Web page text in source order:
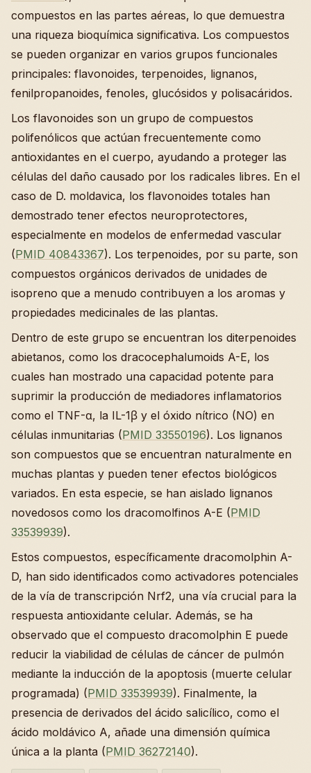
compuestos en las partes aéreas, lo que demuestra
una riqueza bioquímica significativa. Los compuestos
se pueden organizar en varios grupos funcionales
principales: flavonoides, terpenoides, lignanos,
fenilpropanoides, fenoles, glucósidos y polisacáridos.
Los flavonoides son un grupo de compuestos
polifenólicos que actúan frecuentemente como
antioxidantes en el cuerpo, ayudando a proteger las
células del daño causado por los radicales libres. En el
caso de D. moldavica, los flavonoides totales han
demostrado tener efectos neuroprotectores,
especialmente en modelos de enfermedad vascular
(PMID 40843367). Los terpenoides, por su parte, son
compuestos orgánicos derivados de unidades de
isopreno que a menudo contribuyen a los aromas y
propiedades medicinales de las plantas.
Dentro de este grupo se encuentran los diterpenoides
abietanos, como los dracocephalumoids A-E, los
cuales han mostrado una capacidad potente para
suprimir la producción de mediadores inflamatorios
como el TNF-α, la IL-1β y el óxido nítrico (NO) en
células inmunitarias (PMID 33550196). Los lignanos
son compuestos que se encuentran naturalmente en
muchas plantas y pueden tener efectos biológicos
variados. En esta especie, se han aislado lignanos
novedosos como los dracomolfinos A-E (PMID
33539939).
Estos compuestos, específicamente dracomolphin A-
D, han sido identificados como activadores potenciales
de la vía de transcripción Nrf2, una vía crucial para la
respuesta antioxidante celular. Además, se ha
observado que el compuesto dracomolphin E puede
reducir la viabilidad de células de cáncer de pulmón
mediante la inducción de la apoptosis (muerte celular
programada) (PMID 33539939). Finalmente, la
presencia de derivados del ácido salicílico, como el
ácido moldávico A, añade una dimensión química
única a la planta (PMID 36272140).